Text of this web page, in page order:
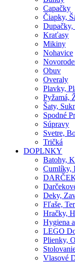
Capačky
Čiapky,
Dupačky,
Kraťasy
Mikiny
Nohavice
Obuv
Overaly
Plavky,
Pyžamá,
Šaty,
Spodné
Súpravy
Svetre,
Tričká
DOPLNKY
Batohy,
Cumlíky,
Deky,
Fľaše,
Hračky,
Hygiena
LEGO
Plienky,
Vlasové